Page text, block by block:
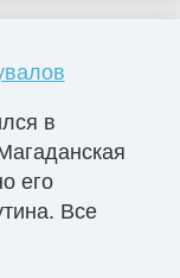
в
его
Все